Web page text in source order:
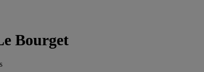
Bourget